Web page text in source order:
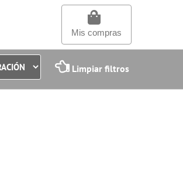
Mis compras
Limpiar filtros